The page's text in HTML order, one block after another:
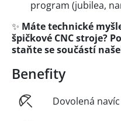
program (jubilea,
✨ Máte technické
špičkové CNC stroje?
staňte se součástí
Benefity
Dovolená navíc